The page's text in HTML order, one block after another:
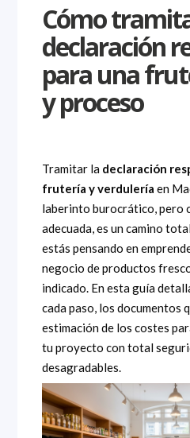
Cómo
declaración
para una
y proceso
Tramitar la declaración
frutería y verdulería en
laberinto burocrático, pero
adecuada, es un camino
estás pensando en
negocio de productos
indicado. En esta guía
cada paso, los documentos
estimación de los costes
tu proyecto con total
desagradables.